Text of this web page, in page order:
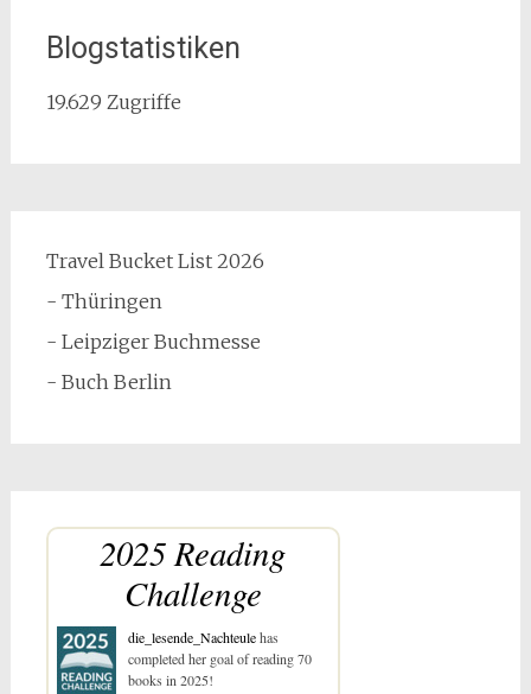
Blogstatistiken
19.629 Zugriffe
Travel Bucket List 2026
- Thüringen
- Leipziger Buchmesse
- Buch Berlin
2025 Reading
Challenge
die_lesende_Nachteulehas
completed her goal of reading 70
books in 2025!